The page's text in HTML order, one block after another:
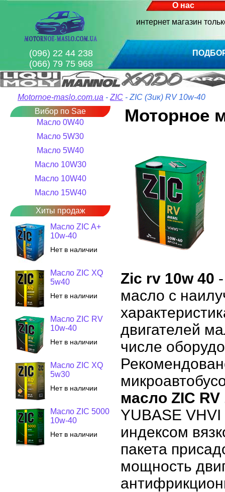
О нас
интернет магазин
(096) 22 44 238
(066) 79 75 968
Motornoe-maslo.com.ua - ZIC - ZIC (Зик) RV 10w-40
Вибор по Sae
Масло 0W40
Масло 5W30
Масло 5W40
Масло 10W30
Масло 10W40
Масло 15W40
Хиты продаж
Масло ZIC A+
10w-40
Нет в наличии
Масло ZIC XQ
5w40
Нет в наличии
Масло ZIC RV
10w-40
Нет в наличии
Масло ZIC XQ
5w30
Нет в наличии
Масло ZIC 5000
10w-40
Нет в наличии
Моторное
Zic rv 10w 40
масло с
двигателей
числе
масло ZIC RV
YUBASE
индексом
пакета
мощность